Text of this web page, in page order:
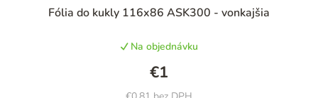
Fólia do kukly 116x86 ASK300 - vonkajšia
hodnotenie
je
5,0
z
Na objednávku
€1